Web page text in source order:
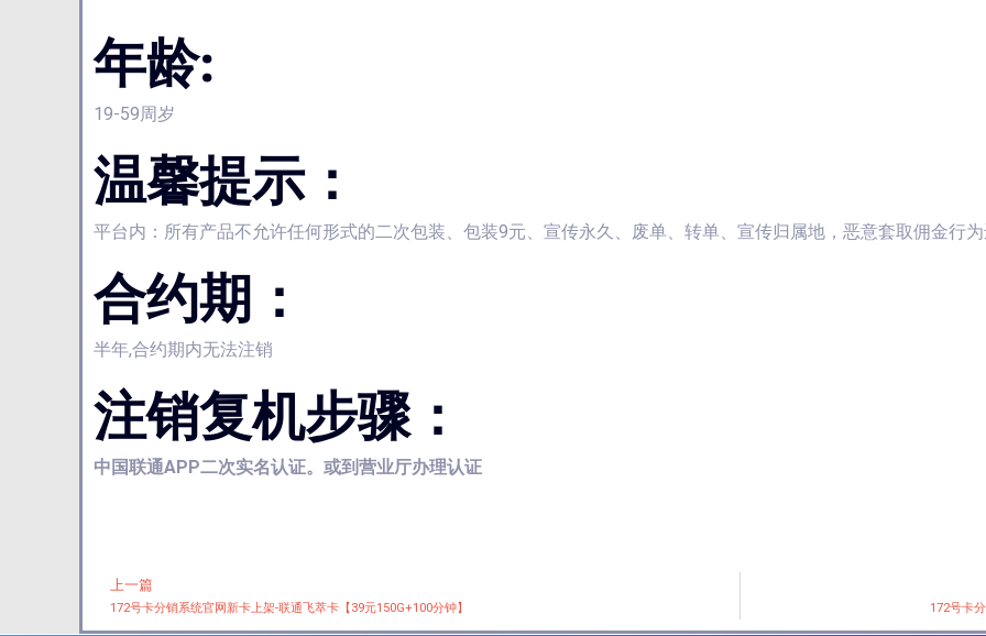
年龄:
19-59周岁
温馨提示：
平台内：所有产品不允许任何形式的二次包装、包装9元、宣传永久、废单、转单、宣传归属地，恶意套取佣金行
合约期：
半年,合约期内无法注销
注销复机步骤：
中国联通APP二次实名认证。或到营业厅办理认证
Prev
上一篇
172号卡分销系统官网新卡上架-联通飞萃卡【39元150G+100分钟】 172号卡